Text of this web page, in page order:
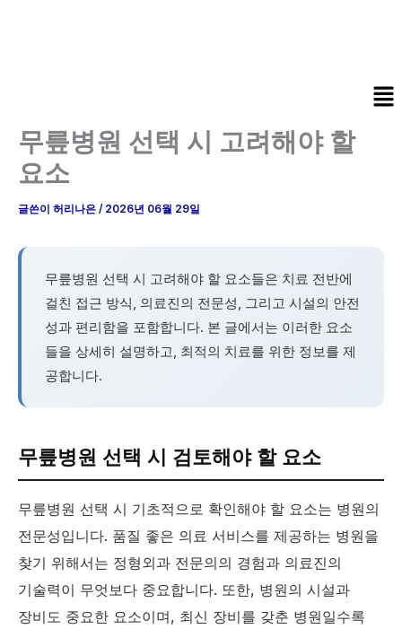
무릎병원 선택 시 고려해야 할
요소
글쓴이 허리나은 / 2026년 06월 29일
무릎병원 선택 시 고려해야 할 요소들은 치료 전반에
걸친 접근 방식, 의료진의 전문성, 그리고 시설의 안전
성과 편리함을 포함합니다. 본 글에서는 이러한 요소
들을 상세히 설명하고, 최적의 치료를 위한 정보를 제
공합니다.
무릎병원 선택 시 검토해야 할 요소
무릎병원 선택 시 기초적으로 확인해야 할 요소는 병원의
전문성입니다. 품질 좋은 의료 서비스를 제공하는 병원을
찾기 위해서는 정형외과 전문의의 경험과 의료진의
기술력이 무엇보다 중요합니다. 또한, 병원의 시설과
장비도 중요한 요소이며, 최신 장비를 갖춘 병원일수록